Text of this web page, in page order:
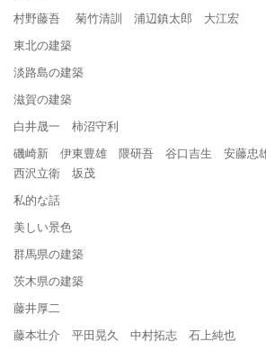
村野藤吾 菊竹清訓 浦辺鎮太郎 大江宏
東北の建築
淡路島の建築
滋賀の建築
白井晟一 柿沼守利
磯崎新 伊東豊雄 隈研吾 谷口吉生 安藤
西沢立衛 坂茂
私的な話
美しい景色
群馬県の建築
茨木県の建築
藤井厚二
藤本壮介 平田晃久 中村拓志 石上純也